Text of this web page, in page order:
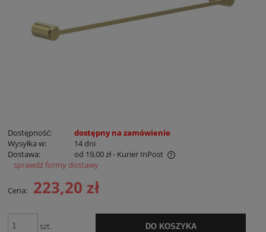
Dostępność:
dostępny na zamówienie
Wysyłka w:
14 dni
Dostawa:
od 19,00 zł- Kurier InPost
Cena nie zawiera ewentualnych kosztów płatności
sprawdź formy dostawy
Cena: 223,20 zł
szt. DO KOSZYKA